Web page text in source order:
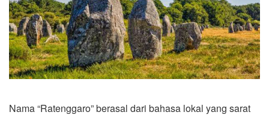
Nama “Ratenggaro” berasal dari bahasa lokal yang sarat